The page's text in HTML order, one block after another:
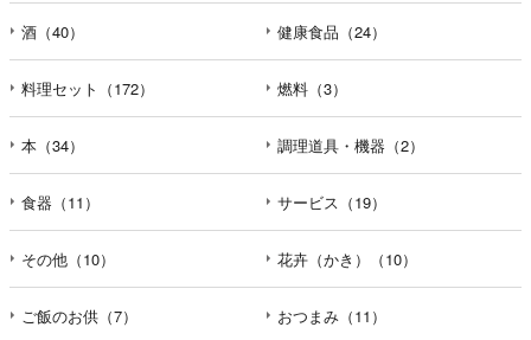
酒（40） 健康食品（24）
料理セット（172） 燃料（3）
本（34） 調理道具・機器（2）
食器（11） サービス（19）
その他（10） 花卉（かき）（10）
ご飯のお供（7） おつまみ（11）